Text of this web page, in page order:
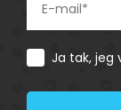
Consent
Ja tak, jeg